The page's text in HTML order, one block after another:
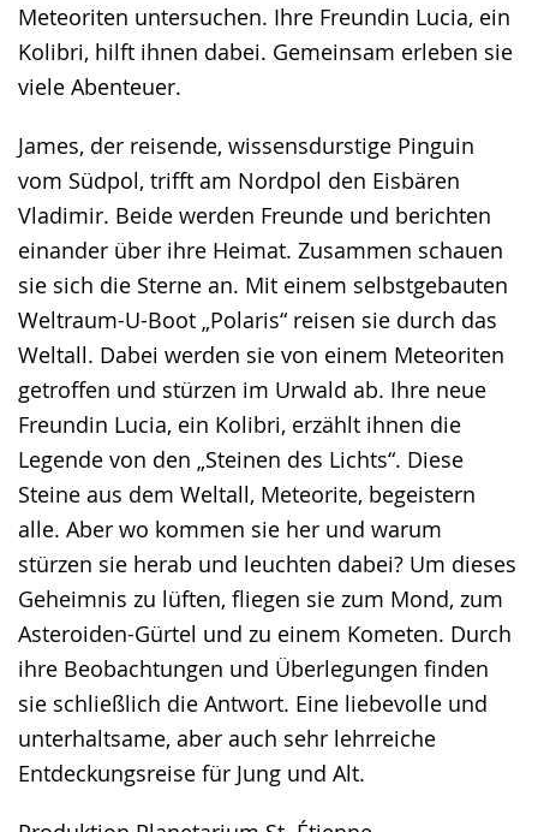
Meteoriten untersuchen. Ihre Freundin Lucia, ein
Kolibri, hilft ihnen dabei. Gemeinsam erleben sie
viele Abenteuer.
James, der reisende, wissensdurstige Pinguin
vom Südpol, trifft am Nordpol den Eisbären
Vladimir. Beide werden Freunde und berichten
einander über ihre Heimat. Zusammen schauen
sie sich die Sterne an. Mit einem selbstgebauten
Weltraum-U-Boot „Polaris“ reisen sie durch das
Weltall. Dabei werden sie von einem Meteoriten
getroffen und stürzen im Urwald ab. Ihre neue
Freundin Lucia, ein Kolibri, erzählt ihnen die
Legende von den „Steinen des Lichts“. Diese
Steine aus dem Weltall, Meteorite, begeistern
alle. Aber wo kommen sie her und warum
stürzen sie herab und leuchten dabei? Um dieses
Geheimnis zu lüften, fliegen sie zum Mond, zum
Asteroiden-Gürtel und zu einem Kometen. Durch
ihre Beobachtungen und Überlegungen finden
sie schließlich die Antwort. Eine liebevolle und
unterhaltsame, aber auch sehr lehrreiche
Entdeckungsreise für Jung und Alt.